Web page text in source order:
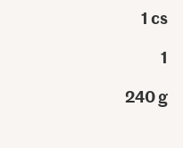
1 cs
1
240 g